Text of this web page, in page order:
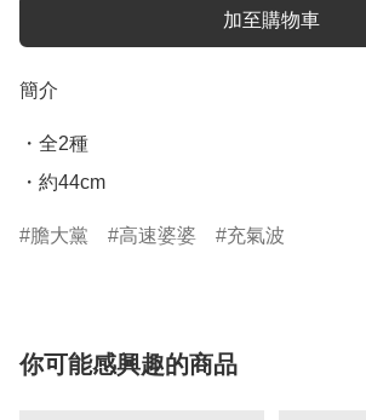
加至購物車
簡介
・全2種
・約44cm
膽大黨 高速婆婆 充氣波
你可能感興趣的商品